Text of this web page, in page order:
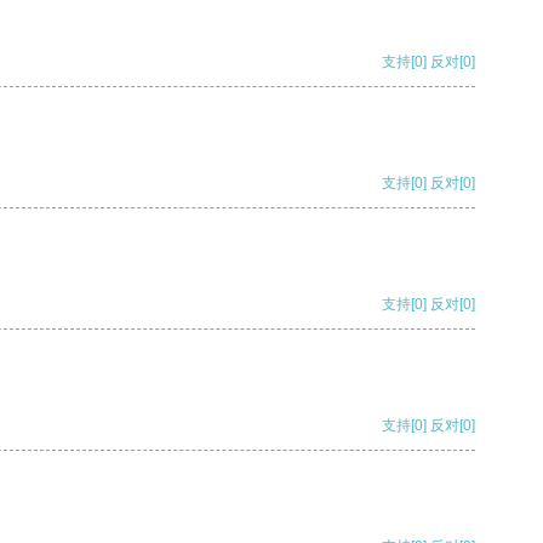
支持[0] 反对[0]
支持[0] 反对[0]
支持[0] 反对[0]
支持[0] 反对[0]